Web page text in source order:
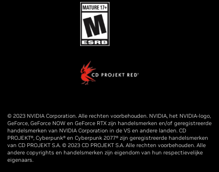
© 2023 NVIDIA Corporation. Alle rechten voorbehouden. NVIDIA, het NVIDIA-logo,
GeForce, GeForce NOW en GeForce RTX zijn handelsmerken en/of geregistreerde
handelsmerken van NVIDIA Corporation in de VS en andere landen. CD
PROJEKT®, Cyberpunk® en Cyberpunk 2077® zijn geregistreerde handelsmerken
van CD PROJEKT S.A. © 2023 CD PROJEKT S.A. Alle rechten voorbehouden. Alle
andere copyrights en handelsmerken zijn eigendom van hun respectievelijke
eigenaars.